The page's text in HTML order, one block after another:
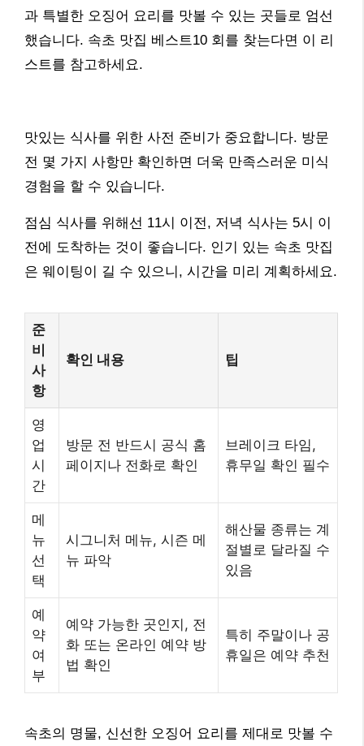
과 특별한 오징어 요리를 맛볼 수 있는 곳들로 엄선
했습니다. 속초 맛집 베스트10 회를 찾는다면 이 리
스트를 참고하세요.
맛있는 식사를 위한 사전 준비가 중요합니다. 방문
전 몇 가지 사항만 확인하면 더욱 만족스러운 미식
경험을 할 수 있습니다.
점심 식사를 위해선 11시 이전, 저녁 식사는 5시 이
전에 도착하는 것이 좋습니다. 인기 있는 속초 맛집
은 웨이팅이 길 수 있으니, 시간을 미리 계획하세요.
준
비
사
항
확인 내용 팁
영
업
시
간
방문 전 반드시 공식 홈
페이지나 전화로 확인
브레이크 타임,
휴무일 확인 필수
메
뉴
선
택
시그니처 메뉴, 시즌 메
뉴 파악
해산물 종류는 계
절별로 달라질 수
있음
예
약
여
부
예약 가능한 곳인지, 전
화 또는 온라인 예약 방
법 확인
특히 주말이나 공
휴일은 예약 추천
속초의 명물, 신선한 오징어 요리를 제대로 맛볼 수